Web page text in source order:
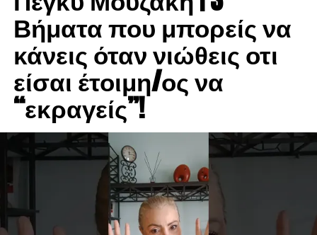
Βήματα που μπορείς να
κάνεις όταν νιώθεις οτι
είσαι έτοιμη/ος να
“εκραγείς”!